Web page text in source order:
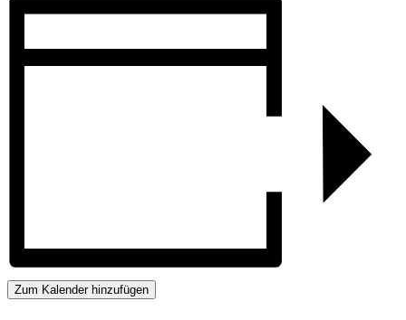
Zum Kalender hinzufügen